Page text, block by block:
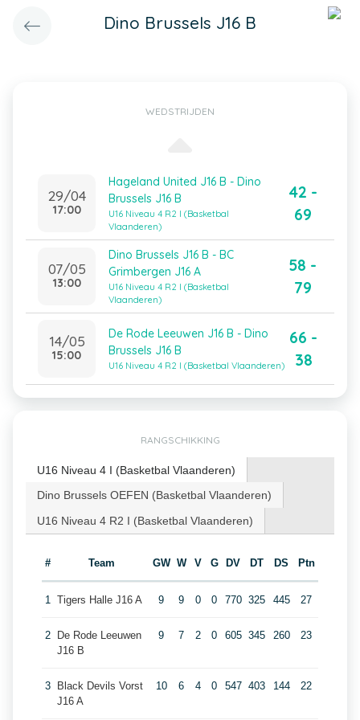
Dino Brussels J16 B
WEDSTRIJDEN
29/04
17:00
Hageland United J16 B - Dino
Brussels J16 B
U16 Niveau 4 R2 I (Basketbal
Vlaanderen)
42 -
69
07/05
13:00
Dino Brussels J16 B - BC
Grimbergen J16 A
U16 Niveau 4 R2 I (Basketbal
Vlaanderen)
58 -
79
14/05
15:00
De Rode Leeuwen J16 B - Dino
Brussels J16 B
U16 Niveau 4 R2 I (Basketbal Vlaanderen)
66 -
38
RANGSCHIKKING
U16 Niveau 4 I (Basketbal Vlaanderen)
Dino Brussels OEFEN (Basketbal Vlaanderen)
U16 Niveau 4 R2 I (Basketbal Vlaanderen)
# Team GW W V G DV DT DS Ptn
1 Tigers Halle J16 A 9 9 0 0 770 325 445 27
2
De Rode Leeuwen
J16 B
9 7 2 0 605 345 260 23
3
Black Devils Vorst
J16 A
10 6 4 0 547 403 144 22